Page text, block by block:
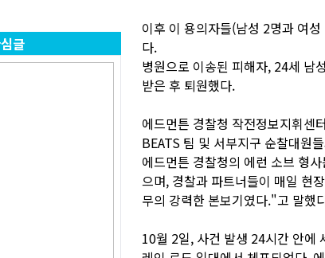
글
이후 이 용의자들(남성 2명과 여
다.
병원으로 이송된 피해자, 24세 남
받은 후 퇴원했다.
에드먼튼 경찰청 작전정보지휘센
BEATS 팀 및 서부지구 순찰대원
에드먼튼 경찰청의 에런 소브 형
으며, 경찰과 파트너들이 매일 현
무의 강력한 본보기였다."고 말했
10월 2일, 사건 발생 24시간 안에